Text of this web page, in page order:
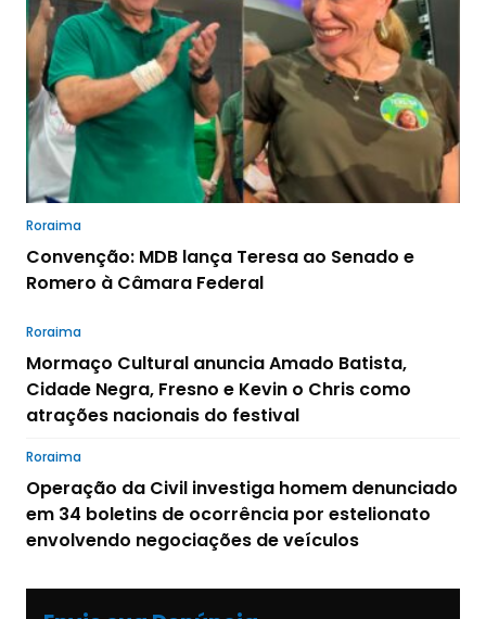
Roraima
Convenção: MDB lança Teresa ao Senado e
Romero à Câmara Federal
Roraima
Mormaço Cultural anuncia Amado Batista,
Cidade Negra, Fresno e Kevin o Chris como
atrações nacionais do festival
Roraima
Operação da Civil investiga homem denunciado
em 34 boletins de ocorrência por estelionato
envolvendo negociações de veículos